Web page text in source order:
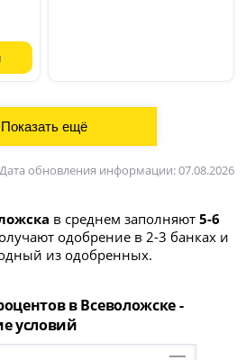
Дата обновления информации: 07.08.2026
в среднем заполняют5-6
одобрение в 2-3 банках и
из одобренных.
в Всеволожске -
условий